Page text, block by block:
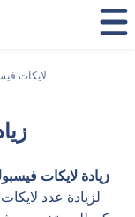
لايكات
زيادة لايكات